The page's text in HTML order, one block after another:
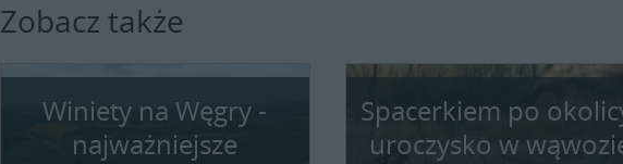
Zobacz także
Winiety na Węgry -
najważniejsze
Spacerkiem po
uroczysko w